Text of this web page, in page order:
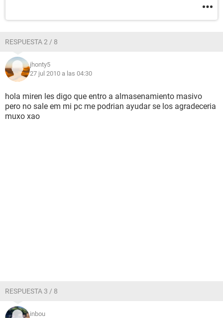
RESPUESTA 2 / 8
jhonty5
27 jul 2010 a las 04:30
hola miren les digo que entro a almasenamiento masivo
pero no sale em mi pc me podrian ayudar se los agradeceria
muxo xao
RESPUESTA 3 / 8
inbou